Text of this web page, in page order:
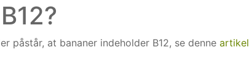
påstår, at bananer indeholder B12, se denne artikel